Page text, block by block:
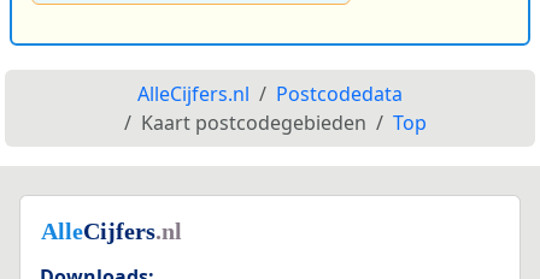
AlleCijfers.nl
Postcodedata
Kaart postcodegebieden
Top